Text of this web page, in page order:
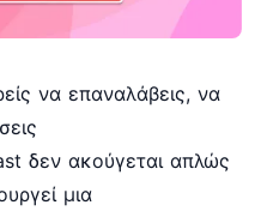
να επαναλάβεις, να
δεν ακούγεται απλώς
μια